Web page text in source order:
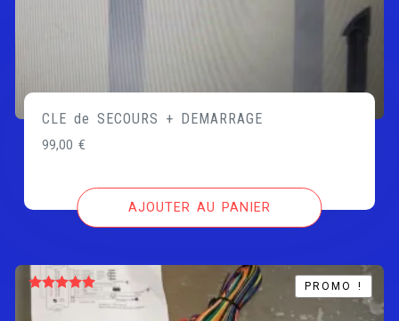
CLE de SECOURS + DEMARRAGE
99,00€
AJOUTER AU PANIER
Note 5.00
PROMO !
PROMO !